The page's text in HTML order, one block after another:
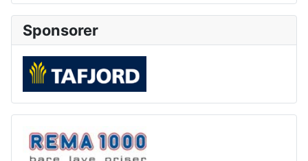
Sponsorer